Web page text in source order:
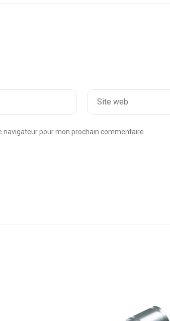
Site web
pour mon prochain commentaire.